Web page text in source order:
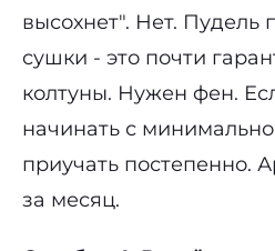
высохнет". Нет. Пудель
сушки - это почти
колтуны. Нужен фен.
начинать с
приучать постепенно.
за месяц.